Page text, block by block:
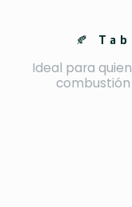
🍂
Ideal para